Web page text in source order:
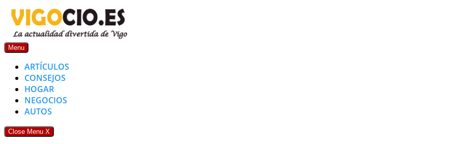
Skip
content
Menu
ARTÍCULOS
CONSEJOS
HOGAR
NEGOCIOS
AUTOS
Close Menu X